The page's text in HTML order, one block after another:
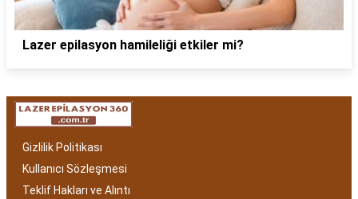
Lazer epilasyon hamileliği etkiler mi?
Gizlilik Politikası
Kullanıcı Sözleşmesi
Teklif Hakları ve Alıntı